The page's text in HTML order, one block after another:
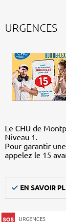
URGENCES
Le CHU de
Niveau 1.
Pour garantir
appelez le 15
EN SAVOIR
URGENCES